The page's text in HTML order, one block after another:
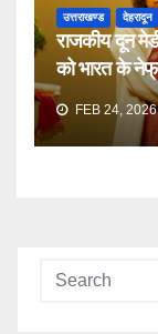
उत्तराखण्ड देहरादून
राजकीय दून
को भारत के
FEB 24, 2026